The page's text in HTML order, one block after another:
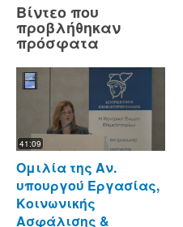
Βίντεο που
προβλήθηκαν
πρόσφατα
41:09
Ομιλία της Αν.
υπουργού Εργασίας,
Κοινωνικής
Ασφάλισης &